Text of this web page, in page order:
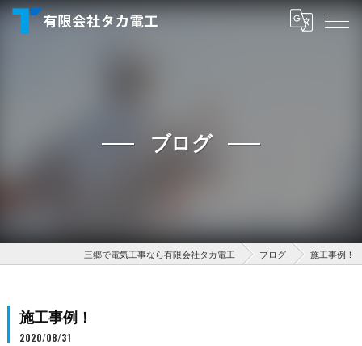
ブログ
三郷で電気工事なら有限会社タカ電工 ブログ 施工事例！
施工事例！
2020/08/31